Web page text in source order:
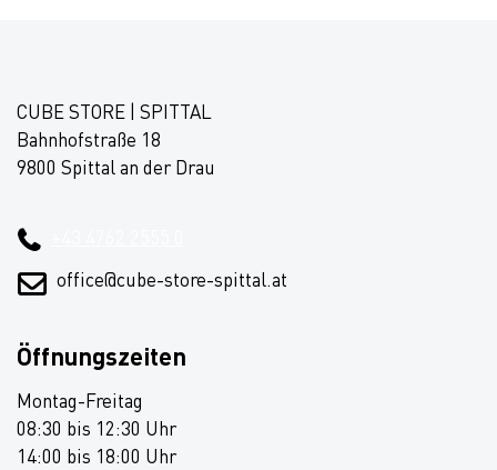
CUBE STORE | SPITTAL
Bahnhofstraße 18
9800 Spittal an der Drau
office@cube-store-spittal.at
Öffnungszeiten
Montag-Freitag
08:30 bis 12:30 Uhr
14:00 bis 18:00 Uhr